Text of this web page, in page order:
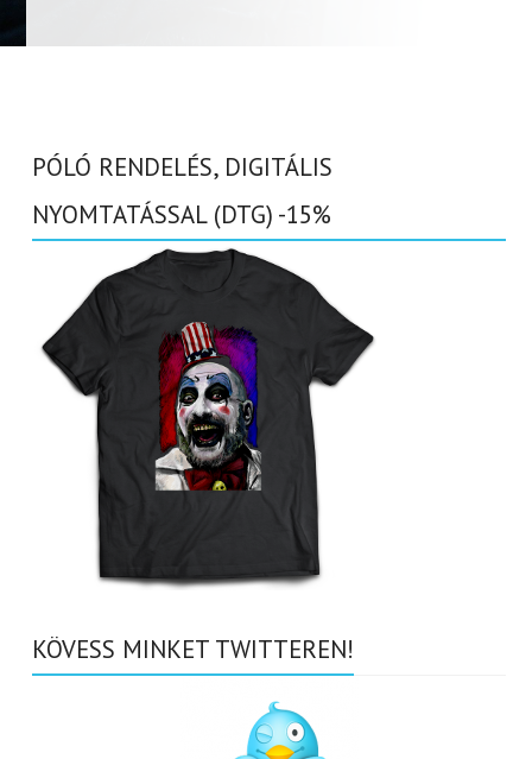
PÓLÓ RENDELÉS, DIGITÁLIS
NYOMTATÁSSAL (DTG) -15%
KÖVESS MINKET TWITTEREN!